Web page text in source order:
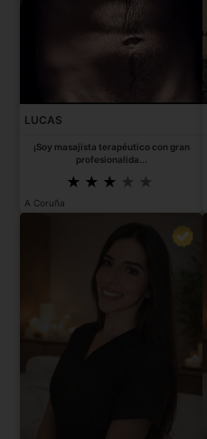
LUCAS
¡Soy masajista terapéutico con gran
profesionalida...
A Coruña